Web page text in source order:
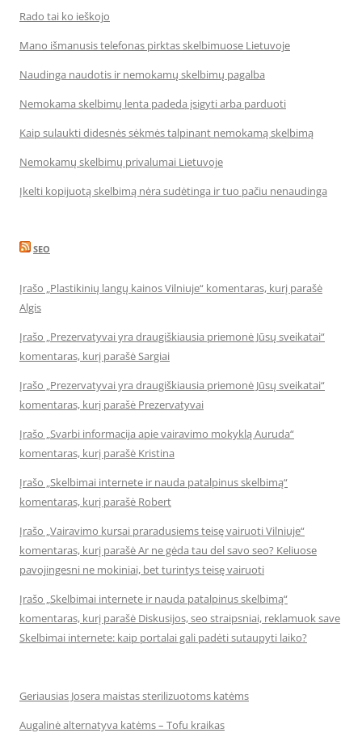
Rado tai ko ieškojo
Mano išmanusis telefonas pirktas skelbimuose Lietuvoje
Naudinga naudotis ir nemokamų skelbimų pagalba
Nemokama skelbimų lenta padeda įsigyti arba parduoti
Kaip sulaukti didesnės sėkmės talpinant nemokamą skelbimą
Nemokamų skelbimų privalumai Lietuvoje
Įkelti kopijuotą skelbimą nėra sudėtinga ir tuo pačiu nenaudinga
SEO
Įrašo „Plastikinių langų kainos Vilniuje“ komentaras, kurį parašė
Algis
Įrašo „Prezervatyvai yra draugiškiausia priemonė Jūsų sveikatai“
komentaras, kurį parašė Sargiai
Įrašo „Prezervatyvai yra draugiškiausia priemonė Jūsų sveikatai“
komentaras, kurį parašė Prezervatyvai
Įrašo „Svarbi informacija apie vairavimo mokyklą Auruda“
komentaras, kurį parašė Kristina
Įrašo „Skelbimai internete ir nauda patalpinus skelbimą“
komentaras, kurį parašė Robert
Įrašo „Vairavimo kursai praradusiems teisę vairuoti Vilniuje“
komentaras, kurį parašė Ar ne gėda tau del savo seo? Keliuose
pavojingesni ne mokiniai, bet turintys teisę vairuoti
Įrašo „Skelbimai internete ir nauda patalpinus skelbimą“
komentaras, kurį parašė Diskusijos, seo straipsniai, reklamuok save
Skelbimai internete: kaip portalai gali padėti sutaupyti laiko?
Geriausias Josera maistas sterilizuotoms katėms
Augalinė alternatyva katėms – Tofu kraikas